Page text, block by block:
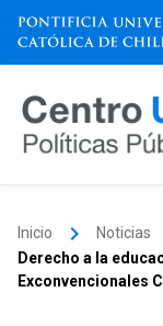
Inicio keyboard_arrow_right Noticias
Derecho a la
Exconvencionales